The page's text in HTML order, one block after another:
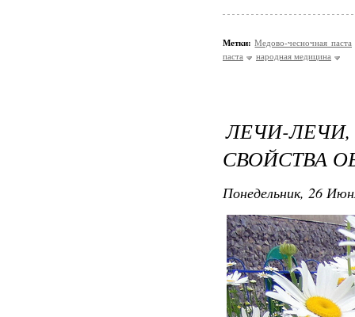
Метки: Медово-чесночная паста
паста
народная медицина
ЛЕЧИ-
СВОЙСТВА
Понедельник, 26